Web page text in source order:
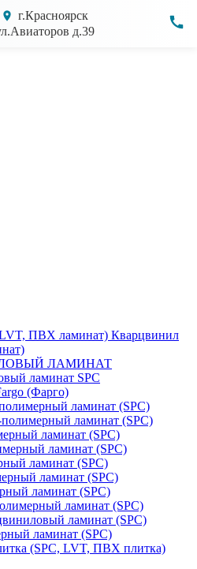
г.Красноярск
д.39
Кварцвинил
ЛАМИНАТ
ламинат SPC
(Фарго)
ламинат (SPC)
ламинат (SPC)
ламинат (SPC)
ламинат (SPC)
ламинат (SPC)
ламинат (SPC)
ламинат (SPC)
ламинат (SPC)
ламинат (SPC)
ламинат (SPC)